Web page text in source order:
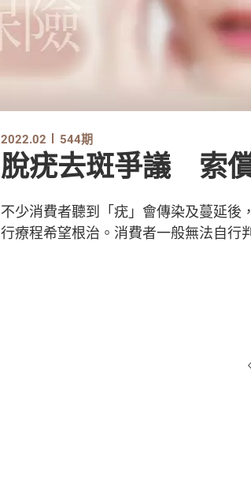
2022.02 544期
脫疣去斑爭議 索
不少消費者聽到「疣」會傳染及蔓延後
行療程希望根治。消費者一般無法自行